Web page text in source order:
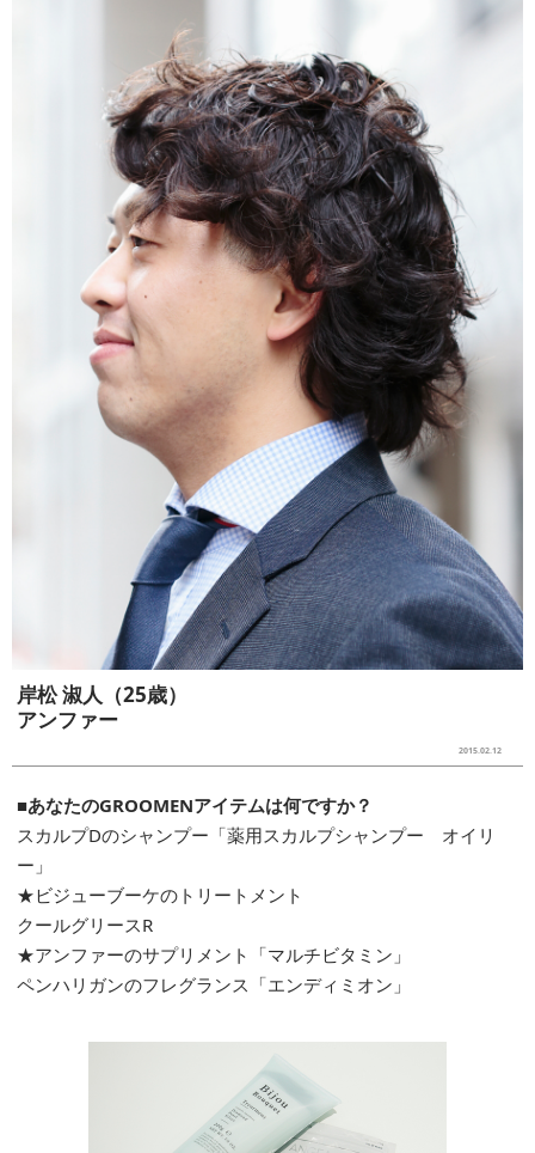
岸松 淑人（25歳）
アンファー
2015.02.12
■あなたのGROOMENアイテムは何ですか？
スカルプDのシャンプー「薬用スカルプシャンプー オイリ
ー」
★ビジューブーケのトリートメント
クールグリースR
★アンファーのサプリメント「マルチビタミン」
ペンハリガンのフレグランス「エンディミオン」